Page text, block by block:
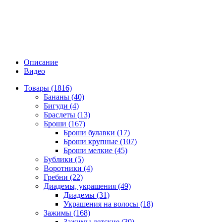
Описание
Видео
Товары (1816)
Бананы (40)
Бигуди (4)
Браслеты (13)
Броши (167)
Броши булавки (17)
Броши крупные (107)
Броши мелкие (45)
Бублики (5)
Воротники (4)
Гребни (22)
Диадемы, украшения (49)
Диадемы (31)
Украшения на волосы (18)
Зажимы (168)